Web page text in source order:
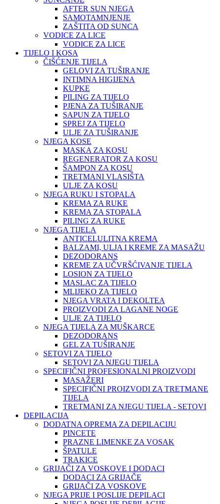
AFTER SUN NJEGA
SAMOTAMNJENJE
ZAŠTITA OD SUNCA
VODICE ZA LICE
VODICE ZA LICE
TIJELO I KOSA
ČIŠĆENJE TIJELA
GELOVI ZA TUŠIRANJE
INTIMNA HIGIJENA
KUPKE
PILING ZA TIJELO
PJENA ZA TUŠIRANJE
SAPUN ZA TIJELO
SPREJ ZA TIJELO
ULJE ZA TUŠIRANJE
NJEGA KOSE
MASKA ZA KOSU
REGENERATOR ZA KOSU
ŠAMPON ZA KOSU
TRETMANI VLASIŠTA
ULJE ZA KOSU
NJEGA RUKU I STOPALA
KREMA ZA RUKE
KREMA ZA STOPALA
PILING ZA RUKE
NJEGA TIJELA
ANTICELULITNA KREMA
BALZAMI, ULJA I KREME ZA MASAŽU
DEZODORANS
KREME ZA UČVRŠĆIVANJE TIJELA
LOSION ZA TIJELO
MASLAC ZA TIJELO
MLIJEKO ZA TIJELO
NJEGA VRATA I DEKOLTEA
PROIZVODI ZA LAGANE NOGE
ULJE ZA TIJELO
NJEGA TIJELA ZA MUŠKARCE
DEZODORANS
GEL ZA TUŠIRANJE
SETOVI ZA TIJELO
SETOVI ZA NJEGU TIJELA
SPECIFIČNI PROFESIONALNI PROIZVODI
MASAŽERI
SPECIFIČNI PROIZVODI ZA TRETMANE
TIJELA
TRETMANI ZA NJEGU TIJELA - SETOVI
DEPILACIJA
DODATNA OPREMA ZA DEPILACIJU
PINCETE
PRAZNE LIMENKE ZA VOSAK
ŠPATULE
TRAKICE
GRIJAČI ZA VOSKOVE I DODACI
DODACI ZA GRIJAČE
GRIJAČI ZA VOSKOVE
NJEGA PRIJE I POSLIJE DEPILACI